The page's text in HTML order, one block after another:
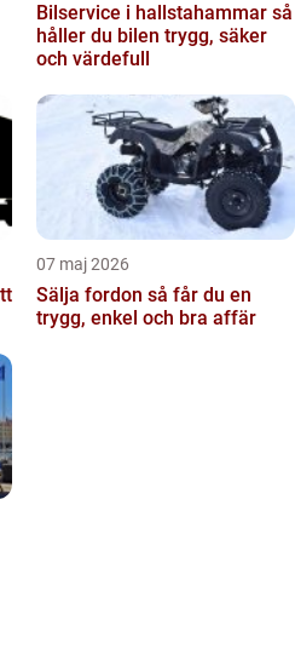
Bilservice i hallstahammar så
håller du bilen trygg, säker
och värdefull
07 maj 2026
Sälja fordon så får du en
trygg, enkel och bra affär